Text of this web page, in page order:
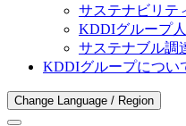
サステナビリテ
KDDIグループ
サステナブル調
KDDIグループについ
Change Language / Region